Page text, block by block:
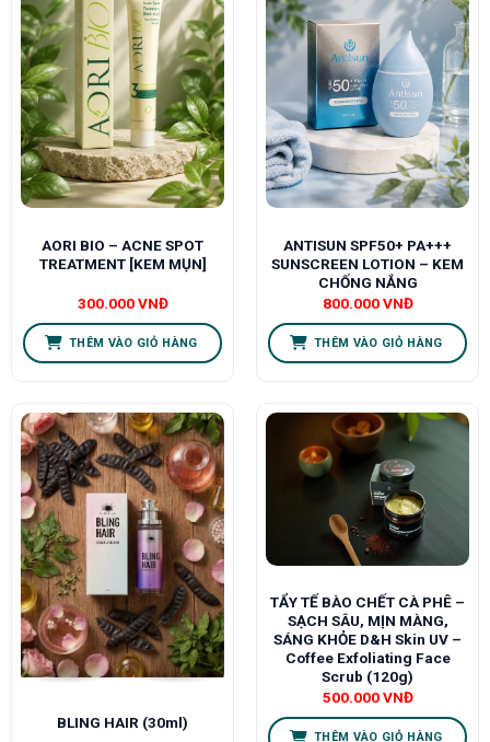
AORI BIO – ACNE SPOT
TREATMENT [KEM MỤN]
300.000VNĐ
THÊM VÀO GIỎ HÀNG
ANTISUN SPF50+ PA+++
SUNSCREEN LOTION – KEM
CHỐNG NẮNG
800.000VNĐ
THÊM VÀO GIỎ HÀNG
BLING HAIR (30ml)
TẨY TẾ BÀO CHẾT CÀ PHÊ –
SẠCH SÂU, MỊN MÀNG,
SÁNG KHỎE D&H Skin UV –
Coffee Exfoliating Face
Scrub (120g)
500.000VNĐ
THÊM VÀO GIỎ HÀNG